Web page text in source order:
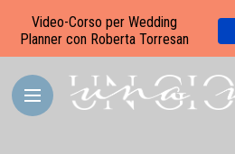
Video-Corso per Wedding
Planner con Roberta Torresan